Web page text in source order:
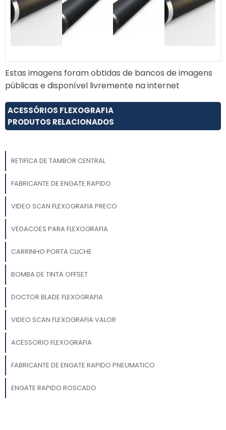
Estas imagens foram obtidas de bancos de imagens
públicas e disponível livremente na internet
ACESSÓRIOS FLEXOGRAFIA
PRODUTOS RELACIONADOS
RETIFICA DE TAMBOR CENTRAL
FABRICANTE DE ENGATE RAPIDO
VIDEO SCAN FLEXOGRAFIA PRECO
VEDACOES PARA FLEXOGRAFIA
CARRINHO PORTA CLICHE
BOMBA DE TINTA OFFSET
DOCTOR BLADE FLEXOGRAFIA
VIDEO SCAN FLEXOGRAFIA VALOR
ACESSORIO FLEXOGRAFIA
FABRICANTE DE ENGATE RAPIDO PNEUMATICO
ENGATE RAPIDO ROSCADO